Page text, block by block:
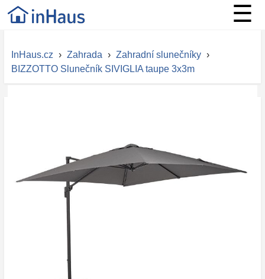
☰
InHaus.cz › Zahrada › Zahradní slunečníky ›
BIZZOTTO Slunečník SIVIGLIA taupe 3x3m